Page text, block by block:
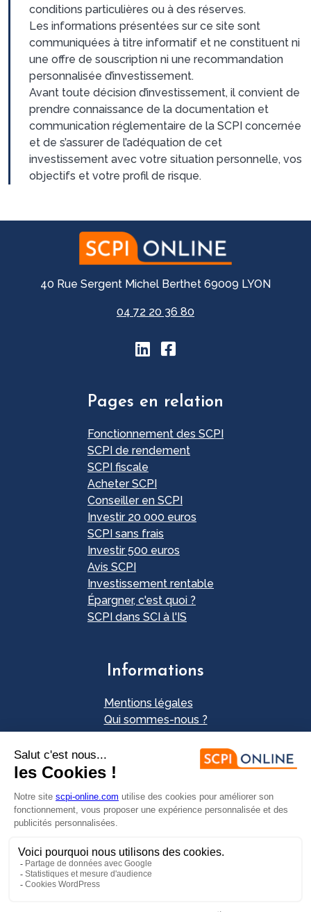
conditions particulières ou à des réserves.
Les informations présentées sur ce site sont
communiquées à titre informatif et ne constituent ni
une offre de souscription ni une recommandation
personnalisée d’investissement.
Avant toute décision d’investissement, il convient de
prendre connaissance de la documentation et
communication réglementaire de la SCPI concernée
et de s’assurer de l’adéquation de cet
investissement avec votre situation personnelle, vos
objectifs et votre profil de risque.
40 Rue Sergent Michel Berthet 69009 LYON
04 72 20 36 80
Pages en relation
Fonctionnement des SCPI
SCPI de rendement
SCPI fiscale
Acheter SCPI
Conseiller en SCPI
Investir 20 000 euros
SCPI sans frais
Investir 500 euros
Avis SCPI
Investissement rentable
Épargner, c'est quoi ?
SCPI dans SCI à l'IS
Informations
Mentions légales
Qui sommes-nous ?
Plan du site
Contact
Envie d'investir ?
FAIRE UNE SIMULATION